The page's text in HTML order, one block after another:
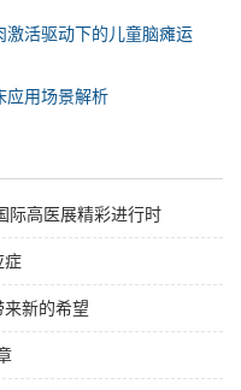
活驱动下的儿童脑瘫运
应用场景解析
际高医展精彩进行时
症
新的希望